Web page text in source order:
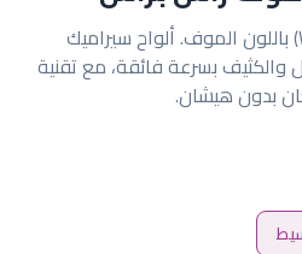
مكواة راش براش وايد (Wide) باللون الموف. ألواح سيراميك
والكثيف بسرعة فائقة، مع تقنية
بدون هيشان.